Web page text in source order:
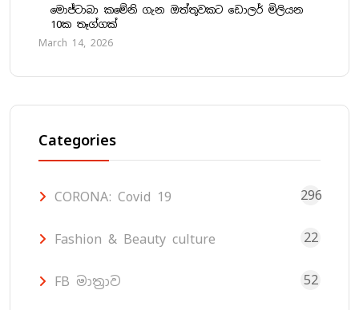
මොජ්ටාබා කමේනි ගැන ඔත්තුවකට ඩොලර් මිලියන
10ක තෑග්ගක්
March 14, 2026
Categories
CORONA: Covid 19 296
Fashion & Beauty culture 22
FB මාත්‍රාව 52